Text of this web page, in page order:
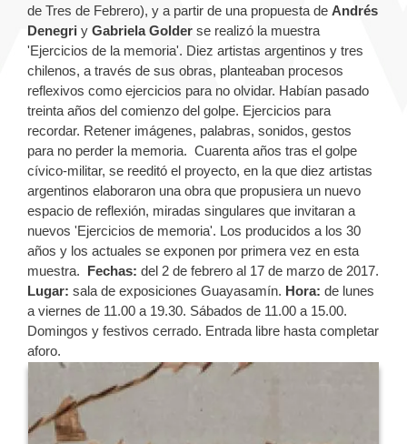
de Tres de Febrero), y a partir de una propuesta de Andrés
Denegri y Gabriela Golder se realizó la muestra
'Ejercicios de la memoria'. Diez artistas argentinos y tres
chilenos, a través de sus obras, planteaban procesos
reflexivos como ejercicios para no olvidar. Habían pasado
treinta años del comienzo del golpe. Ejercicios para
recordar. Retener imágenes, palabras, sonidos, gestos
para no perder la memoria. Cuarenta años tras el golpe
cívico-militar, se reeditó el proyecto, en la que diez artistas
argentinos elaboraron una obra que propusiera un nuevo
espacio de reflexión, miradas singulares que invitaran a
nuevos 'Ejercicios de memoria'. Los producidos a los 30
años y los actuales se exponen por primera vez en esta
muestra. Fechas: del 2 de febrero al 17 de marzo de 2017.
Lugar: sala de exposiciones Guayasamín. Hora: de lunes
a viernes de 11.00 a 19.30. Sábados de 11.00 a 15.00.
Domingos y festivos cerrado. Entrada libre hasta completar
aforo.